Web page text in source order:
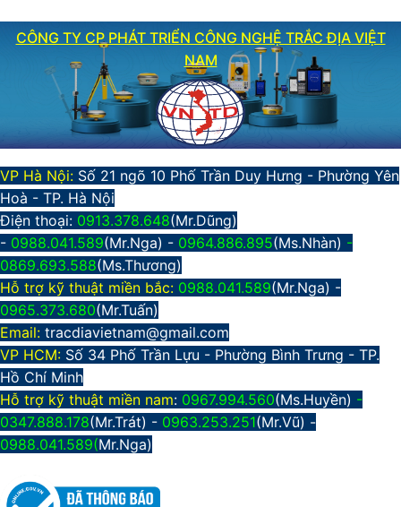
CÔNG TY CP PHÁT TRIỂN CÔNG NGHỆ TRẮC ĐỊA VIỆT
NAM
VP Hà Nội: Số 21 ngõ 10 Phố Trần Duy Hưng - Phường Yên
Hoà - TP. Hà Nội
Điện thoại: 0913.378.648(Mr.Dũng)
- 0988.041.589(Mr.Nga) - 0964.886.895(Ms.Nhàn) -
0869.693.588(Ms.Thương)
Hỗ trợ kỹ thuật miền bắc: 0988.041.589(Mr.Nga) -
0965.373.680(Mr.Tuấn)
Email: tracdiavietnam@gmail.com
VP HCM: Số 34 Phố Trần Lựu - Phường Bình Trưng - TP.
Hồ Chí Minh
Hỗ trợ kỹ thuật miền nam: 0967.994.560(Ms.Huyền) -
0347.888.178(Mr.Trát) - 0963.253.251(Mr.Vũ) -
0988.041.589(Mr.Nga)